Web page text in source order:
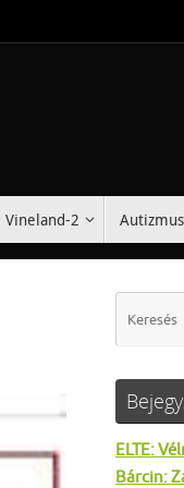
Vineland-2 Autizmus
ELTE:
Bárcin: